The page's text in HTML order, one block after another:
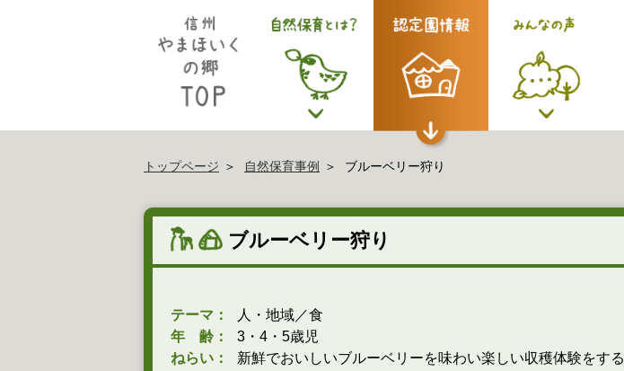
トップページ 自然保育事例 ブルーベリー狩り
ブルーベリー狩り
テーマ：
人・地域／食
年 齢：
3・4・5歳児
ねらい：
新鮮でおいしいブルーベリーを味わい楽しい収穫体験をする